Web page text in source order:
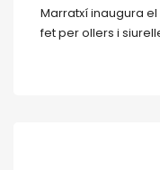
Marratxí inaugura
fet per ollers i